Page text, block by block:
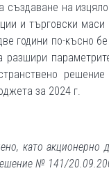
създаване на
и търговски
години по-късно
за 2024 г.
като
№ 141/